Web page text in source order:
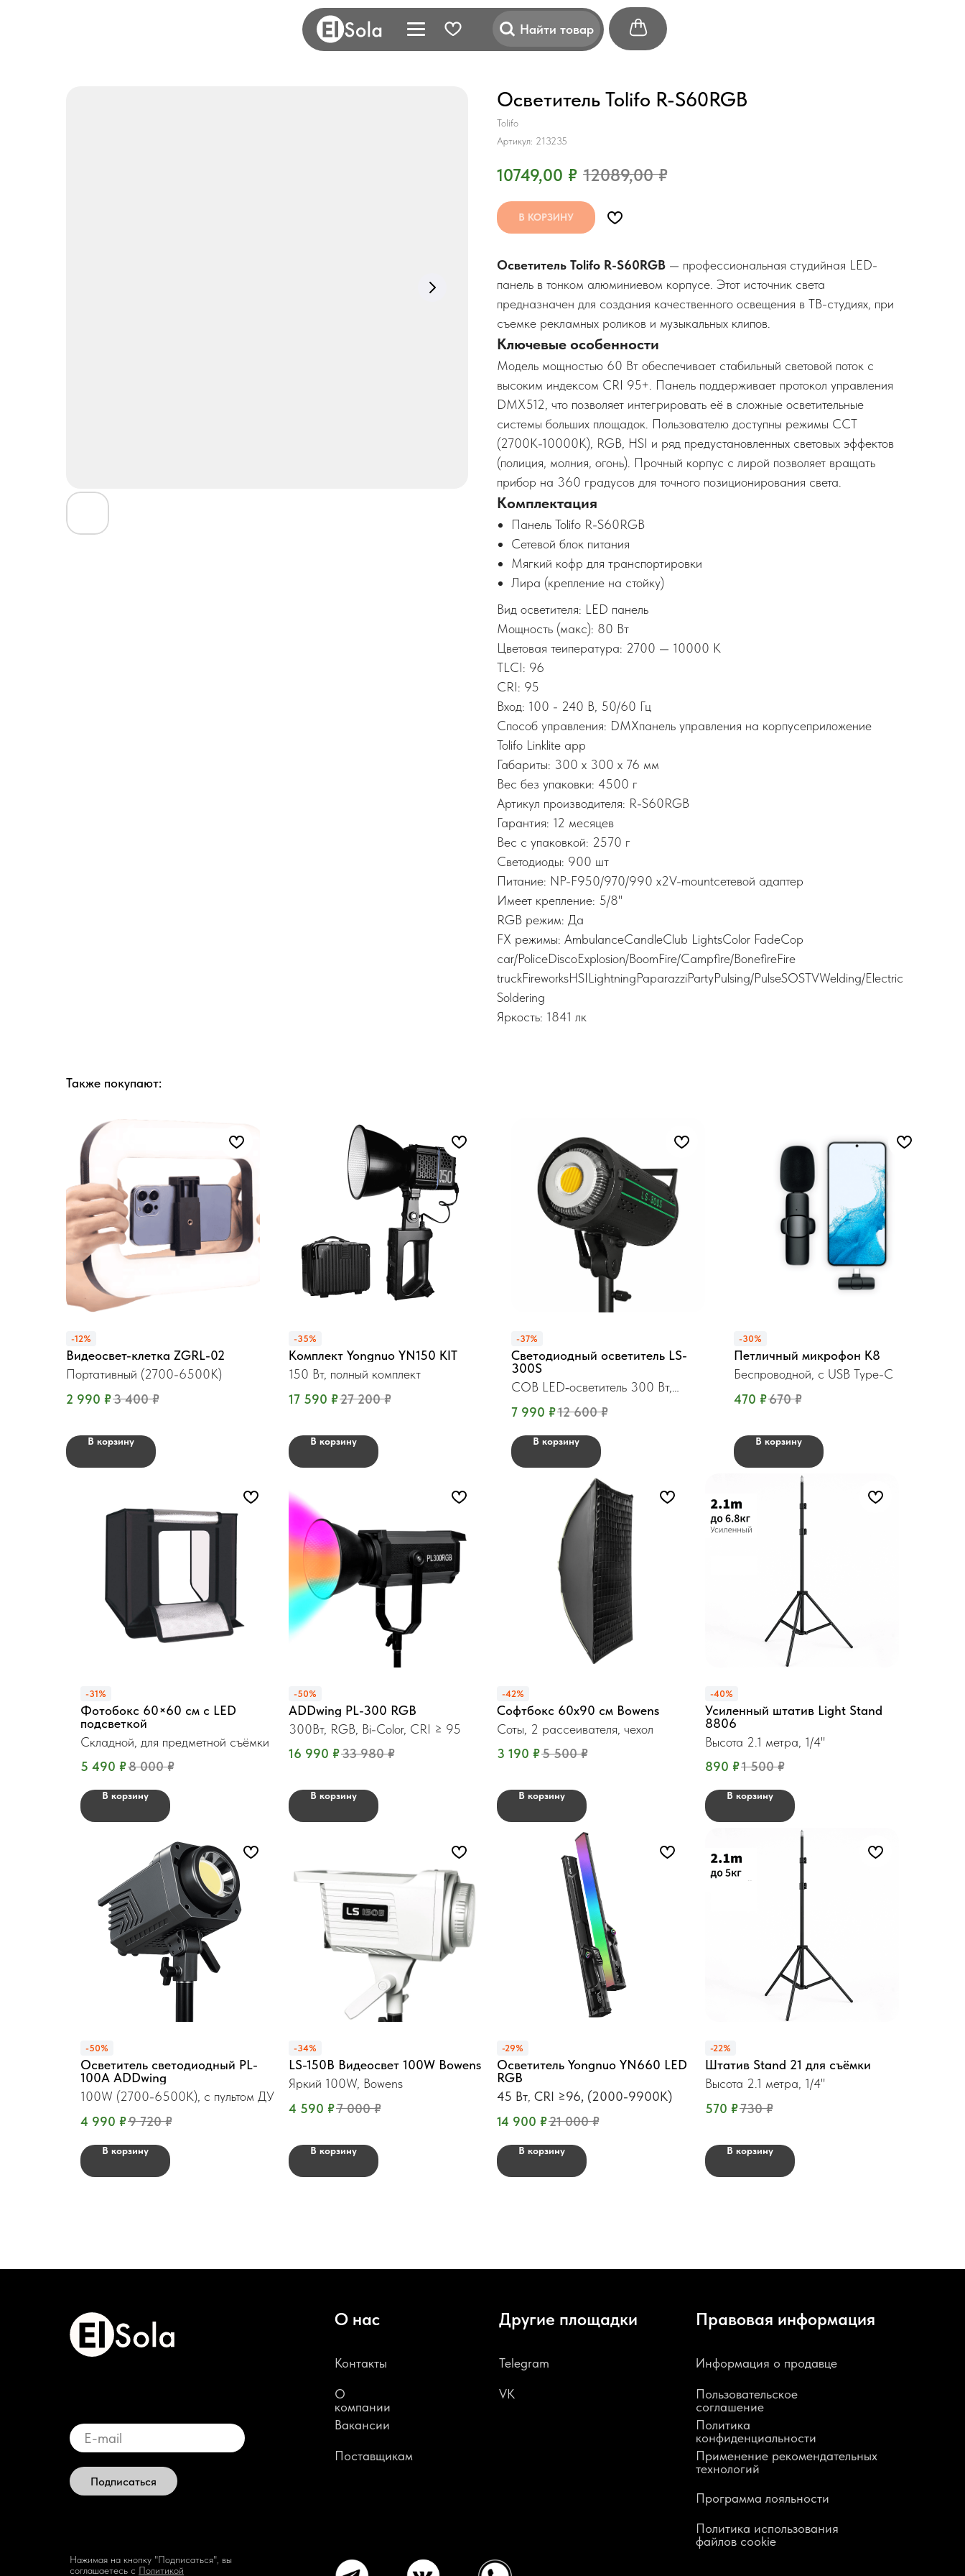
Найти товар
Осветитель Tolifo R-S60RGB
Tolifo
Артикул: 213235
10749,00 ₽ 12089,00 ₽
В КОРЗИНУ
Осветитель Tolifo R-S60RGB — профессиональная студийная LED-
панель в тонком алюминиевом корпусе. Этот источник света
предназначен для создания качественного освещения в ТВ-студиях, при
съемке рекламных роликов и музыкальных клипов.
Ключевые особенности
Модель мощностью 60 Вт обеспечивает стабильный световой поток с
высоким индексом CRI 95+. Панель поддерживает протокол управления
DMX512, что позволяет интегрировать её в сложные осветительные
системы больших площадок. Пользователю доступны режимы CCT
(2700K-10000K), RGB, HSI и ряд предустановленных световых эффектов
(полиция, молния, огонь). Прочный корпус с лирой позволяет вращать
прибор на 360 градусов для точного позиционирования света.
Комплектация
Панель Tolifo R-S60RGB
Сетевой блок питания
Мягкий кофр для транспортировки
Лира (крепление на стойку)
Вид осветителя: LED панель
Мощность (макс): 80 Вт
Цветовая теипература: 2700 — 10000 K
TLCI: 96
CRI: 95
Вход: 100 - 240 В, 50/60 Гц
Способ управления: DMXпанель управления на корпусеприложение
Tolifo Linklite app
Габариты: 300 x 300 x 76 мм
Вес без упаковки: 4500 г
Артикул производителя: R-S60RGB
Гарантия: 12 месяцев
Вес с упаковкой: 2570 г
Светодиоды: 900 шт
Питание: NP-F950/970/990 x2V-mountсетевой адаптер
Имеет крепление: 5/8"
RGB режим: Да
FX режимы: AmbulanceCandleClub LightsColor FadeCop
car/PoliceDiscoExplosion/BoomFire/Campfire/BonefireFire
truckFireworksHSILightningPaparazziPartyPulsing/PulseSOSTVWelding/Electric
Soldering
Яркость: 1841 лк
Также покупают:
-12%
Видеосвет-клетка ZGRL-02
Портативный (2700-6500К)
2 990 ₽3 400 ₽
В корзину
-35%
Комплект Yongnuo YN150 KIT
150 Вт, полный комплект
17 590 ₽27 200 ₽
В корзину
-37%
Светодиодный осветитель LS-
300S
COB LED‑осветитель 300 Вт,
7 990 ₽12 600 ₽
В корзину
-30%
Петличный микрофон К8
Беспроводной, c USB Type-C
470 ₽670 ₽
В корзину
-31%
Фотобокс 60×60 см с LED
подсветкой
Складной, для предметной съёмки
5 490 ₽8 000 ₽
В корзину
-50%
ADDwing PL-300 RGB
300Вт, RGB, Bi-Color, CRI ≥ 95
16 990 ₽33 980 ₽
В корзину
-42%
Софтбокс 60x90 см Bowens
Соты, 2 рассеивателя, чехол
3 190 ₽5 500 ₽
В корзину
-40%
Усиленный штатив Light Stand
8806
Высота 2.1 метра, 1/4"
890 ₽1 500 ₽
В корзину
-50%
Осветитель светодиодный PL-
100A ADDwing
100W (2700-6500К), с пультом ДУ
4 990 ₽9 720 ₽
В корзину
-34%
LS-150B Видеосвет 100W Bowens
Яркий 100W, Bowens
4 590 ₽7 000 ₽
В корзину
-29%
Осветитель Yongnuo YN660 LED
RGB
45 Вт, CRI ≥96, (2000-9900K)
14 900 ₽21 000 ₽
В корзину
-22%
Штатив Stand 21 для съёмки
Высота 2.1 метра, 1/4"
570 ₽730 ₽
В корзину
Подписаться
Нажимая на кнопку "Подписаться", вы
соглашаетесь с Политикой
Пользовательское
соглашение
Политика
конфиденциальности
Программа лояльности
Политика использования
файлов cookie
Применение рекомендательных
технологий
Информация о продавце
Контакты
Поставщикам
Вакансии
О
компании
Telegram
VK
Правовая информация
О нас Другие площадки